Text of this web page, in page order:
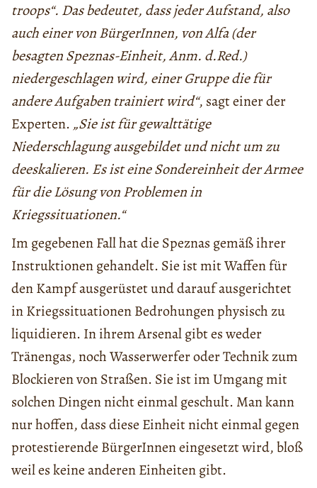
troops“. Das bedeutet, dass jeder Aufstand, also
auch einer von BürgerInnen, von Alfa (der
besagten Speznas-Einheit, Anm. d.Red.)
niedergeschlagen wird, einer Gruppe die für
andere Aufgaben trainiert wird“, sagt einer der
Experten. „Sie ist für gewalttätige
Niederschlagung ausgebildet und nicht um zu
deeskalieren. Es ist eine Sondereinheit der Armee
für die Lösung von Problemen in
Kriegssituationen.“
Im gegebenen Fall hat die Speznas gemäß ihrer
Instruktionen gehandelt. Sie ist mit Waffen für
den Kampf ausgerüstet und darauf ausgerichtet
in Kriegssituationen Bedrohungen physisch zu
liquidieren. In ihrem Arsenal gibt es weder
Tränengas, noch Wasserwerfer oder Technik zum
Blockieren von Straßen. Sie ist im Umgang mit
solchen Dingen nicht einmal geschult. Man kann
nur hoffen, dass diese Einheit nicht einmal gegen
protestierende BürgerInnen eingesetzt wird, bloß
weil es keine anderen Einheiten gibt.